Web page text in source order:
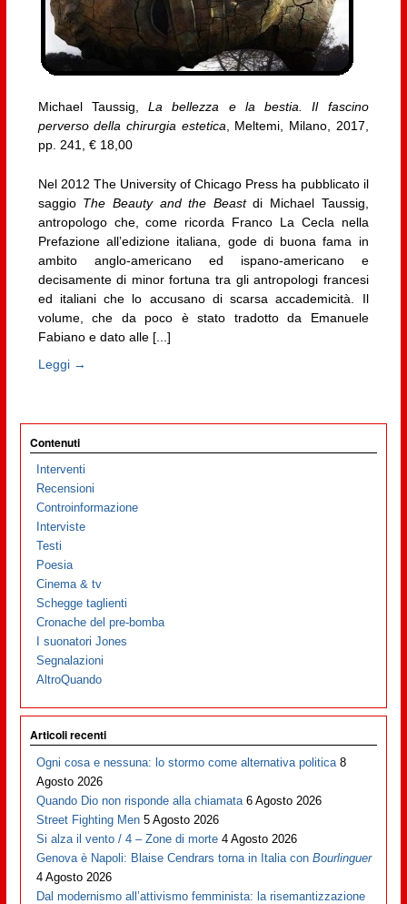
Michael Taussig,La bellezza e la bestia. Il fascino
perverso della chirurgia estetica , Meltemi, Milano, 2017,
pp. 241, € 18,00
Nel 2012 The University of Chicago Press ha pubblicato il
saggio The Beauty and the Beastdi Michael Taussig,
antropologo che, come ricorda Franco La Cecla nella
Prefazione all’edizione italiana, gode di buona fama in
ambito anglo-americano ed ispano-americano e
decisamente di minor fortuna tra gli antropologi francesi
ed italiani che lo accusano di scarsa accademicità. Il
volume, che da poco è stato tradotto da Emanuele
Fabiano e dato alle [...]
Leggi →
Contenuti
Interventi
Recensioni
Controinformazione
Interviste
Testi
Poesia
Cinema & tv
Schegge taglienti
Cronache del pre-bomba
I suonatori Jones
Segnalazioni
AltroQuando
Articoli recenti
Ogni cosa e nessuna: lo stormo come alternativa politica 8
Agosto 2026
Quando Dio non risponde alla chiamata 6 Agosto 2026
Street Fighting Men 5 Agosto 2026
Si alza il vento / 4 – Zone di morte 4 Agosto 2026
Genova è Napoli: Blaise Cendrars torna in Italia conBourlinguer
4 Agosto 2026
Dal modernismo all’attivismo femminista: la risemantizzazione